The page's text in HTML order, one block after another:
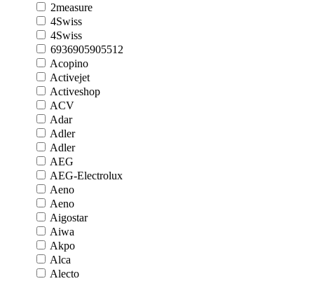
2measure
4Swiss
4Swiss
6936905905512
Acopino
Activejet
Activeshop
ACV
Adar
Adler
Adler
AEG
AEG-Electrolux
Aeno
Aeno
Aigostar
Aiwa
Akpo
Alca
Alecto